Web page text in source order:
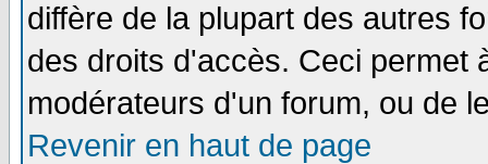
diffère de la plupart des autres
des droits d'accès. Ceci permet
modérateurs d'un forum, ou de
Revenir en haut de page